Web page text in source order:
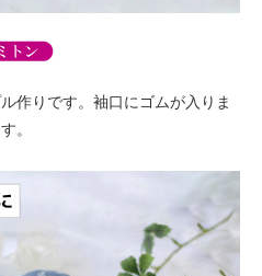
作りです。袖口にゴムが入りま
す。